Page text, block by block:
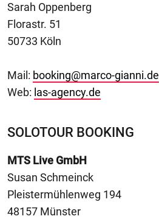
Sarah Oppenberg
Florastr. 51
50733 Köln
Mail: booking@marco-gianni.de
Web: las-agency.de
SOLOTOUR BOOKING
MTS Live GmbH
Susan Schmeinck
Pleistermühlenweg 194
48157 Münster